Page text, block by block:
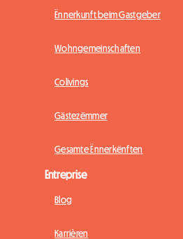
Ënnerkunft beim Gastgeber
Wohngemeinschaften
Colivings
Gästezëmmer
Gesamte Ënnerkënften
Entreprise
Blog
Karrièren